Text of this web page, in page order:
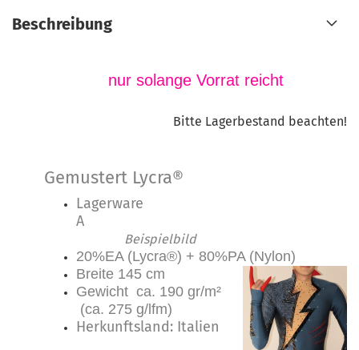
Beschreibung
nur solange Vorrat reicht
Bitte Lagerbestand beachten!
Gemustert Lycra®
Lagerware
Beispielbild
20%EA (Lycra®) + 80%PA (Nylon)
Breite 145 cm
Gewicht ca. 190 gr/m²
(ca. 275 g/lfm)
Herkunftsland: Italien